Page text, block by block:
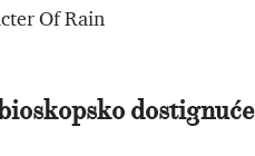
Of Rain
dostignuće